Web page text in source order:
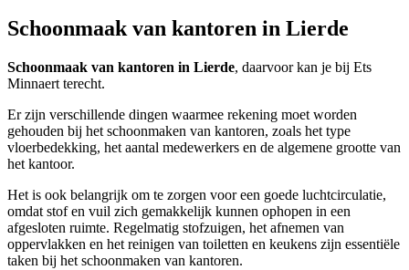
Schoonmaak van kantoren in Lierde
Schoonmaak van kantoren in Lierde, daarvoor kan je bij Ets
Minnaert terecht.
Er zijn verschillende dingen waarmee rekening moet worden
gehouden bij het schoonmaken van kantoren, zoals het type
vloerbedekking, het aantal medewerkers en de algemene grootte van
het kantoor.
Het is ook belangrijk om te zorgen voor een goede luchtcirculatie,
omdat stof en vuil zich gemakkelijk kunnen ophopen in een
afgesloten ruimte. Regelmatig stofzuigen, het afnemen van
oppervlakken en het reinigen van toiletten en keukens zijn essentiële
taken bij het schoonmaken van kantoren.